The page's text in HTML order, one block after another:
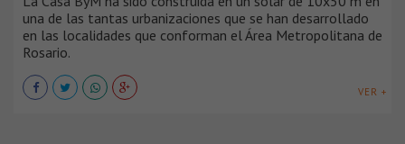
una de las tantas urbanizaciones que se han desarrollado
en las localidades que conforman el Área Metropolitana de
Rosario.
VER +